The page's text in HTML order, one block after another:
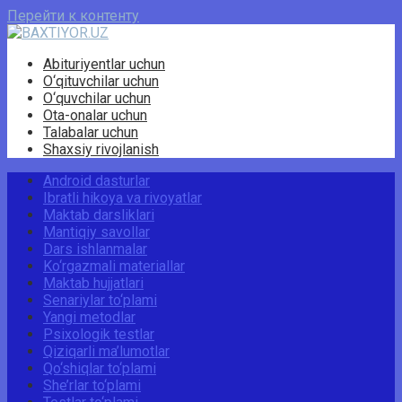
Перейти к контенту
Abituriyentlar uchun
O‘qituvchilar uchun
O‘quvchilar uchun
Ota-onalar uchun
Talabalar uchun
Shaxsiy rivojlanish
Android dasturlar
Ibratli hikoya va rivoyatlar
Maktab darsliklari
Mantiqiy savollar
Dars ishlanmalar
Ko‘rgazmali materiallar
Maktab hujjatlari
Senariylar to‘plami
Yangi metodlar
Psixologik testlar
Qiziqarli ma’lumotlar
Qo‘shiqlar to‘plami
She’rlar to‘plami